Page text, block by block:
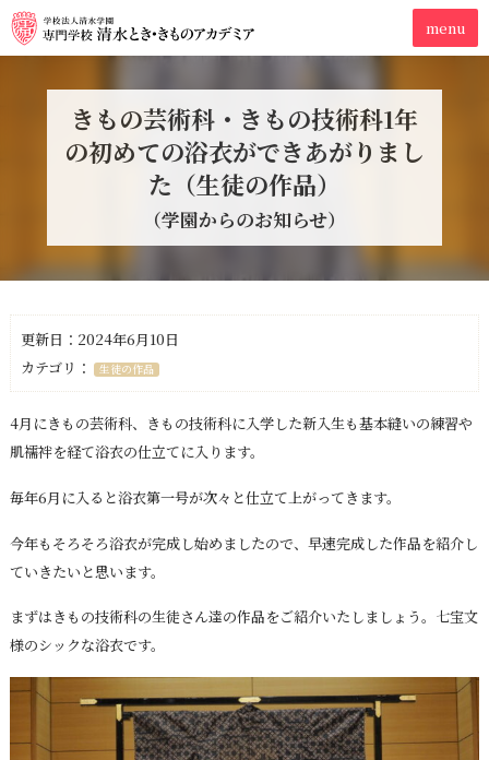
きもの芸術科・きもの技術科1年
の初めての浴衣ができあがりまし
た（生徒の作品）
（学園からのお知らせ）
更新日：2024年6月10日
カテゴリ：
生徒の作品
4月にきもの芸術科、きもの技術科に入学した新入生も基本縫いの練習や
肌襦袢を経て浴衣の仕立てに入ります。
毎年6月に入ると浴衣第一号が次々と仕立て上がってきます。
今年もそろそろ浴衣が完成し始めましたので、早速完成した作品を紹介し
ていきたいと思います。
まずはきもの技術科の生徒さん達の作品をご紹介いたしましょう。七宝文
様のシックな浴衣です。